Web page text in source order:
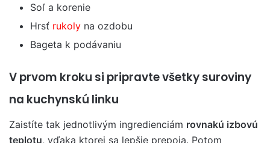
Soľ a korenie
Hrsť rukoly na ozdobu
Bageta k podávaniu
V prvom kroku si pripravte všetky suroviny
na kuchynskú linku
Zaistíte tak jednotlivým ingredienciám rovnakú izbovú
teplotu, vďaka ktorej sa lepšie prepoja. Potom